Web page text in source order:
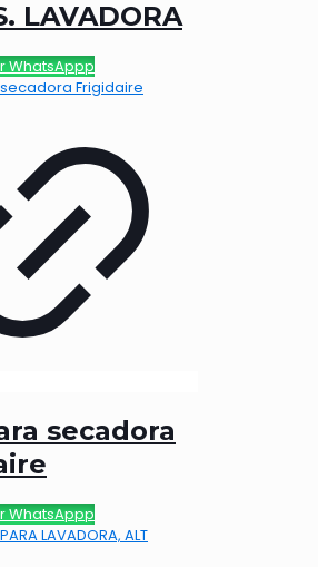
LAVADORA
WhatsAppp
secadora
WhatsAppp